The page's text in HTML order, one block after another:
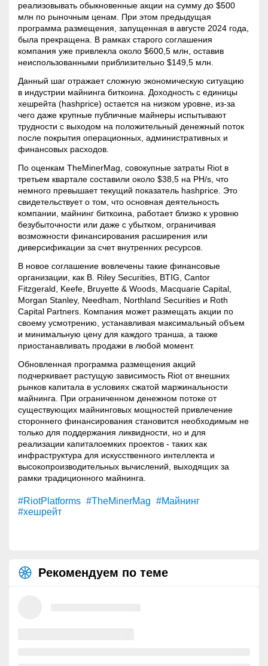
реализовывать обыкновенные акции на сумму до $500
млн по рыночным ценам. При этом предыдущая
программа размещения, запущенная в августе 2024 года,
была прекращена. В рамках старого соглашения
компания уже привлекла около $600,5 млн, оставив
неиспользованными приблизительно $149,5 млн.
Данный шаг отражает сложную экономическую ситуацию
в индустрии майнинга биткоина. Доходность с единицы
хешрейта (hashprice) остается на низком уровне, из-за
чего даже крупные публичные майнеры испытывают
трудности с выходом на положительный денежный поток
после покрытия операционных, административных и
финансовых расходов.
По оценкам TheMinerMag, совокупные затраты Riot в
третьем квартале составили около $38,5 на PH/s, что
немного превышает текущий показатель hashprice . Это
свидетельствует о том, что основная деятельность
компании, майнинг биткоина, работает близко к уровню
безубыточности или даже с убытком, ограничивая
возможности финансирования расширения или
диверсификации за счет внутренних ресурсов.
В новое соглашение вовлечены такие финансовые
организации, как B. Riley Securities, BTIG, Cantor
Fitzgerald, Keefe, Bruyette & Woods, Macquarie Capital,
Morgan Stanley, Needham, Northland Securities и Roth
Capital Partners. Компания может размещать акции по
своему усмотрению, устанавливая максимальный объем
и минимальную цену для каждого транша, а также
приостанавливать продажи в любой момент.
Обновленная программа размещения акций
подчеркивает растущую зависимость Riot от внешних
рынков капитала в условиях сжатой маржинальности
майнинга. При ограниченном денежном потоке от
существующих майнинговых мощностей привлечение
стороннего финансирования становится необходимым не
только для поддержания ликвидности, но и для
реализации капиталоемких проектов - таких как
инфраструктура для искусственного интеллекта и
высокопроизводительных вычислений, выходящих за
рамки традиционного майнинга.
#RiotPlatforms #TheMinerMag #Майнинг
#хешрейт
Рекомендуем по теме